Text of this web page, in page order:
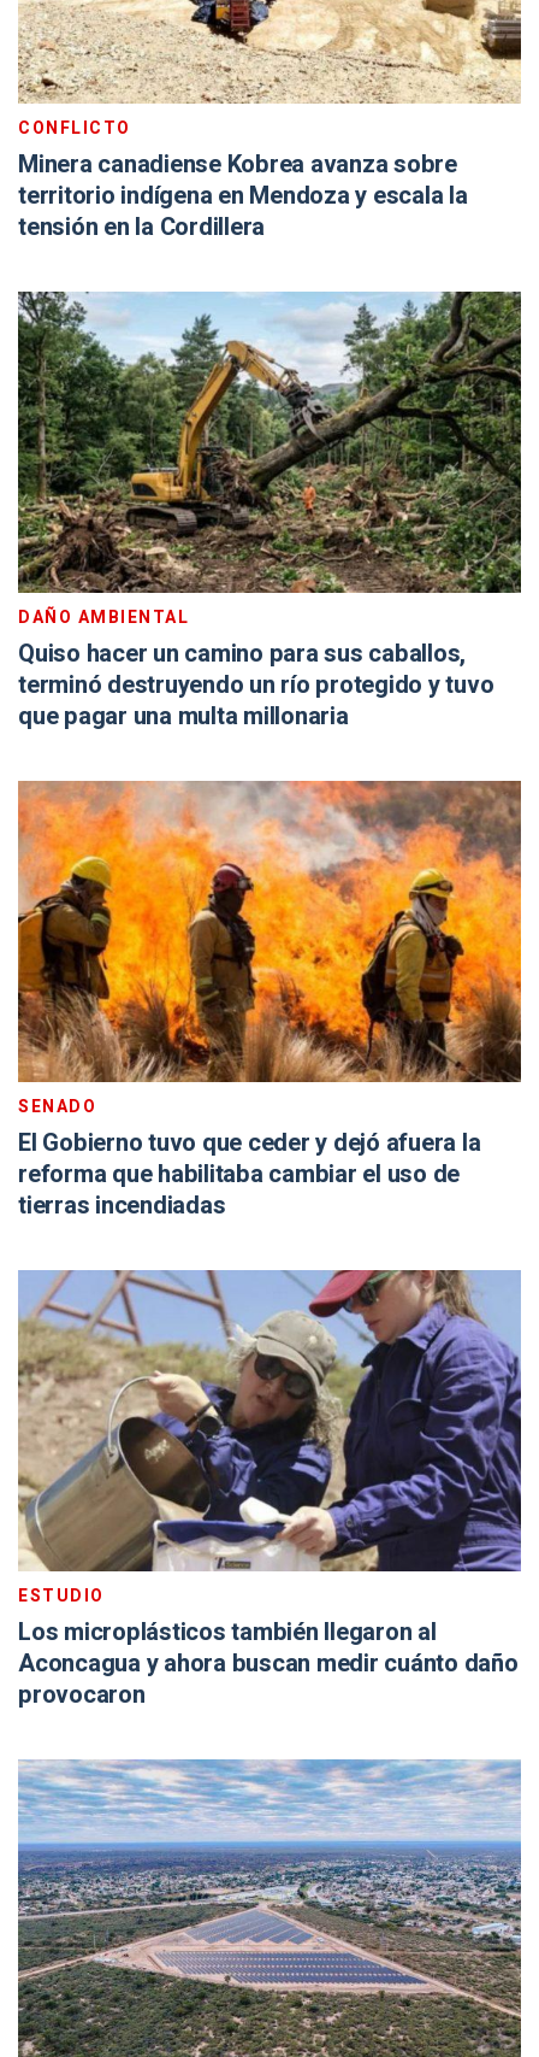
CONFLICTO
Minera canadiense Kobrea avanza sobre
territorio indígena en Mendoza y escala la
tensión en la Cordillera
DAÑO AMBIENTAL
Quiso hacer un camino para sus caballos,
terminó destruyendo un río protegido y tuvo
que pagar una multa millonaria
SENADO
El Gobierno tuvo que ceder y dejó afuera la
reforma que habilitaba cambiar el uso de
tierras incendiadas
ESTUDIO
Los microplásticos también llegaron al
Aconcagua y ahora buscan medir cuánto daño
provocaron